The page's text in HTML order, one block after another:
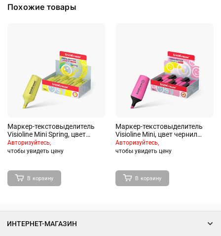
Похожие товары
Маркер-текстовыделитель
Visioline Mini Spring, цвет
чернил желтый
Авторизуйтесь,
чтобы увидеть цену
В корзину
Маркер-текстовыделитель
Visioline Mini, цвет чернил
розовый
Авторизуйтесь,
чтобы увидеть цену
В корзину
ИНТЕРНЕТ-МАГАЗИН